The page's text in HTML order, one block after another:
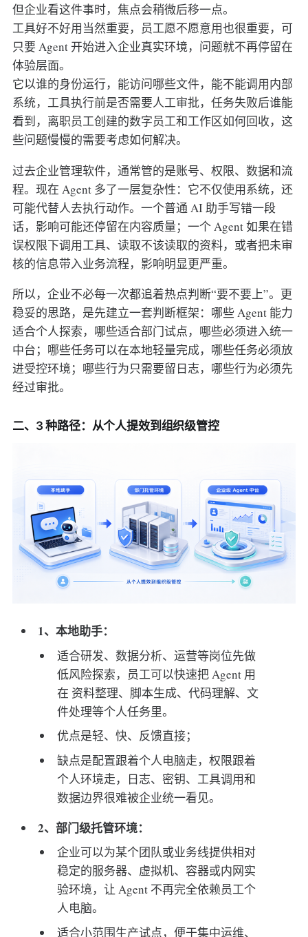
但企业看这件事时，焦点会稍微后移一点。
工具好不好用当然重要，员工愿不愿意用也很重要，可
只要 Agent 开始进入企业真实环境，问题就不再停留在
体验层面。
它以谁的身份运行，能访问哪些文件，能不能调用内部
系统，工具执行前是否需要人工审批，任务失败后谁能
看到，离职员工创建的数字员工和工作区如何回收，这
些问题慢慢的需要考虑如何解决。
过去企业管理软件，通常管的是账号、权限、数据和流
程。现在 Agent 多了一层复杂性：它不仅使用系统，还
可能代替人去执行动作。一个普通 AI 助手写错一段
话，影响可能还停留在内容质量；一个 Agent 如果在错
误权限下调用工具、读取不该读取的资料，或者把未审
核的信息带入业务流程，影响明显更严重。
所以，企业不必每一次都追着热点判断“要不要上”。更
稳妥的思路，是先建立一套判断框架：哪些 Agent 能力
适合个人探索，哪些适合部门试点，哪些必须进入统一
中台；哪些任务可以在本地轻量完成，哪些任务必须放
进受控环境；哪些行为只需要留日志，哪些行为必须先
经过审批。
二、3 种路径：从个人提效到组织级管控
1、本地助手：
适合研发、数据分析、运营等岗位先做
低风险探索，员工可以快速把 Agent 用
在 资料整理、脚本生成、代码理解、文
件处理等个人任务里。
优点是轻、快、反馈直接；
缺点是配置跟着个人电脑走，权限跟着
个人环境走，日志、密钥、工具调用和
数据边界很难被企业统一看见。
2、部门级托管环境：
企业可以为某个团队或业务线提供相对
稳定的服务器、虚拟机、容器或内网实
验环境，让 Agent 不再完全依赖员工个
人电脑。
适合小范围生产试点，便于集中运维、